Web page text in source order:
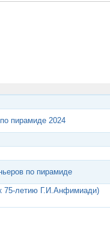
пирамиде 2024
по пирамиде
75-летию Г.И.Анфимиади)